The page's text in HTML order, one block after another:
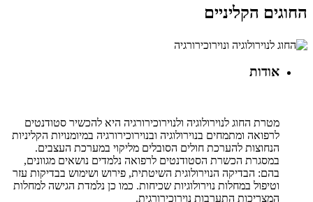
החוגים הקליניים
אודות
מטרת החוג לנוירולוגיה ולנוירוכירורגיה היא להכשיר סטודנטים
לרפואה ומתמחים בנוירולוגיה ובנוירוכירורגיה במיומנויות הקליניות
הנחוצות להערכת חולים הסובלים מליקוי במערכת העצבים.
במסגרת הכשרת הסטודנטים לרפואה נלמדים נושאים מגוונים,
בהם: הבדיקה הנוירולוגית השיטתית, פירוש ושימוש בבדיקות עזר
וטיפול במחלות נוירולוגיות שכיחות. כמו כן נלמדת הגישה למחלות
המצריכות התערבות נוירוכירורגית.